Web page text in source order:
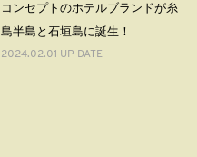
コンセプトのホテルブランドが⽷
島半島と石垣島に誕⽣！
2024.02.01 UP DATE